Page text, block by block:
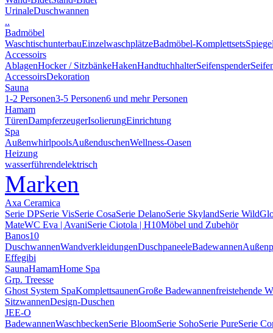
UrinaleDuschwannen
..
Badmöbel
WaschtischunterbauEinzelwaschplätzeBadmöbel-Komplettsets
Accessoirs
AblagenHocker / SitzbänkeHakenHandtuchhalterSeifenspender
AccessoirsDekoration
Sauna
1-2 Personen3-5 Personen6 und mehr Personen
Hamam
TürenDampferzeugerIsolierungEinrichtung
Spa
AußenwhirlpoolsAußenduschenWellness-Oasen
Heizung
wasserführendelektrisch
Marken
Axa Ceramica
Serie DPSerie VisSerie CosaSerie DelanoSerie SkylandSerie Wild
MateWC Eva | AvaniSerie Ciotola | H10Möbel und Zubehör
Banos10
DuschwannenWandverkleidungenDuschpaneeleBadewannen
Effegibi
SaunaHamamHome Spa
Grp. Treesse
Ghost System SpaKomplettsaunenGroße Badewannenfreistehende
SitzwannenDesign-Duschen
JEE-O
BadewannenWaschbeckenSerie BloomSerie SohoSerie PureSerie